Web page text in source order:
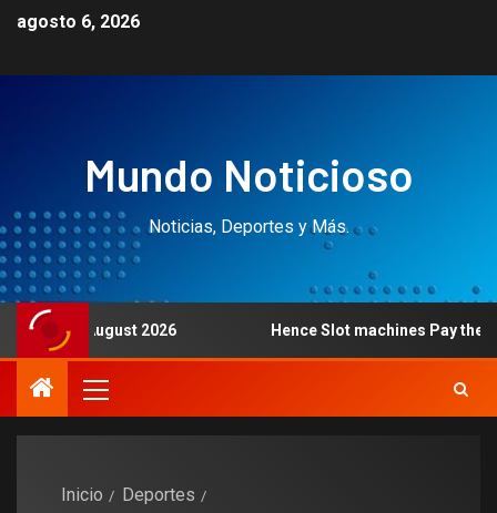
agosto 6, 2026
Mundo Noticioso
Noticias, Deportes y Más.
August 2026 Hence Slot machines Pay the Most
Inicio
Deportes